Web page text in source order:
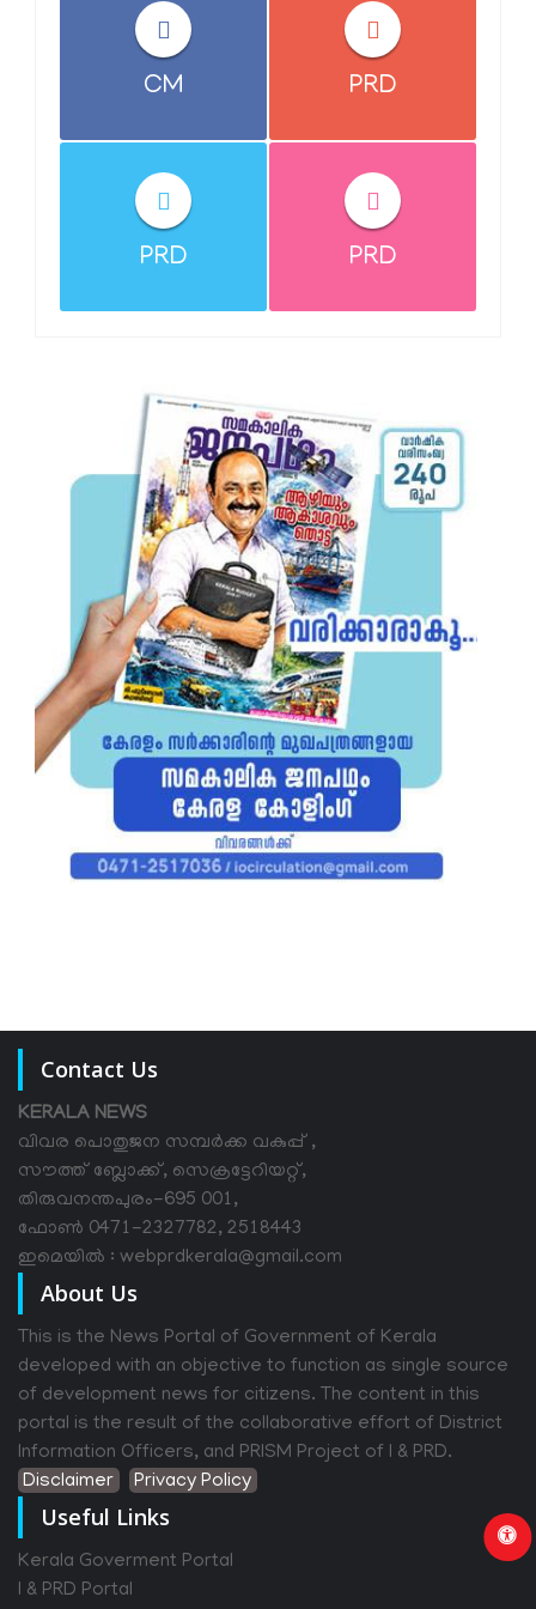
CM PRD
PRD PRD
Contact Us
KERALA NEWS
വിവര പൊതുജന സമ്പര്‍ക്ക വകുപ്പ് ,
സൗത്ത് ബ്ലോക്ക്, സെക്രട്ടേറിയറ്റ്,
തിരുവനന്തപുരം-695 001,
ഫോൺ 0471-2327782, 2518443
ഇമെയിൽ : webprdkerala@gmail.com
About Us
This is the News Portal of Government of Kerala
developed with an objective to function as single source
of development news for citizens. The content in this
portal is the result of the collaborative effort of District
Information Officers, and PRISM Project of I & PRD.
Disclaimer
Privacy Policy
Useful Links
Kerala Goverment Portal
I & PRD Portal